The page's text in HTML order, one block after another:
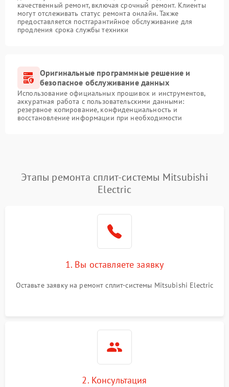
качественный ремонт, включая срочный ремонт. Клиенты
могут отслеживать статус ремонта онлайн. Также
предоставляется постгарантийное обслуживание для
продления срока службы техники
Оригинальные программные решение и
безопасное обслуживание данных
Использование официальных прошивок и инструментов,
аккуратная работа с пользовательскими данными:
резервное копирование, конфиденциальность и
восстановление информации при необходимости
Этапы ремонта сплит-системы Mitsubishi
Electric
1. Вы оставляете заявку
Оставьте заявку на ремонт сплит-системы Mitsubishi Electric
2. Консультация